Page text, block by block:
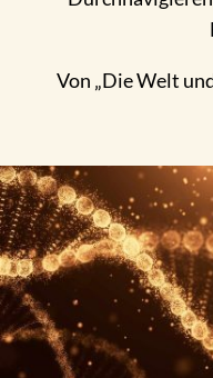
Von „Die Welt